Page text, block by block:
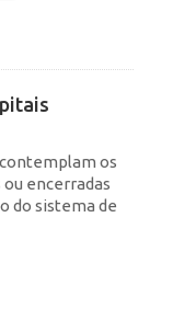
os
encerradas
do sistema de